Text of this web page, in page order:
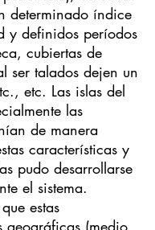
determinado índice
y definidos períodos
cubiertas de
ser talados dejen un
etc. Las islas del
las
de manera
características y
pudo desarrollarse
el sistema.
estas
geográficas (medio